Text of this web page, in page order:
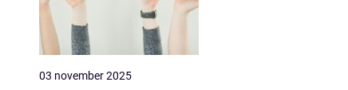
03 november 2025